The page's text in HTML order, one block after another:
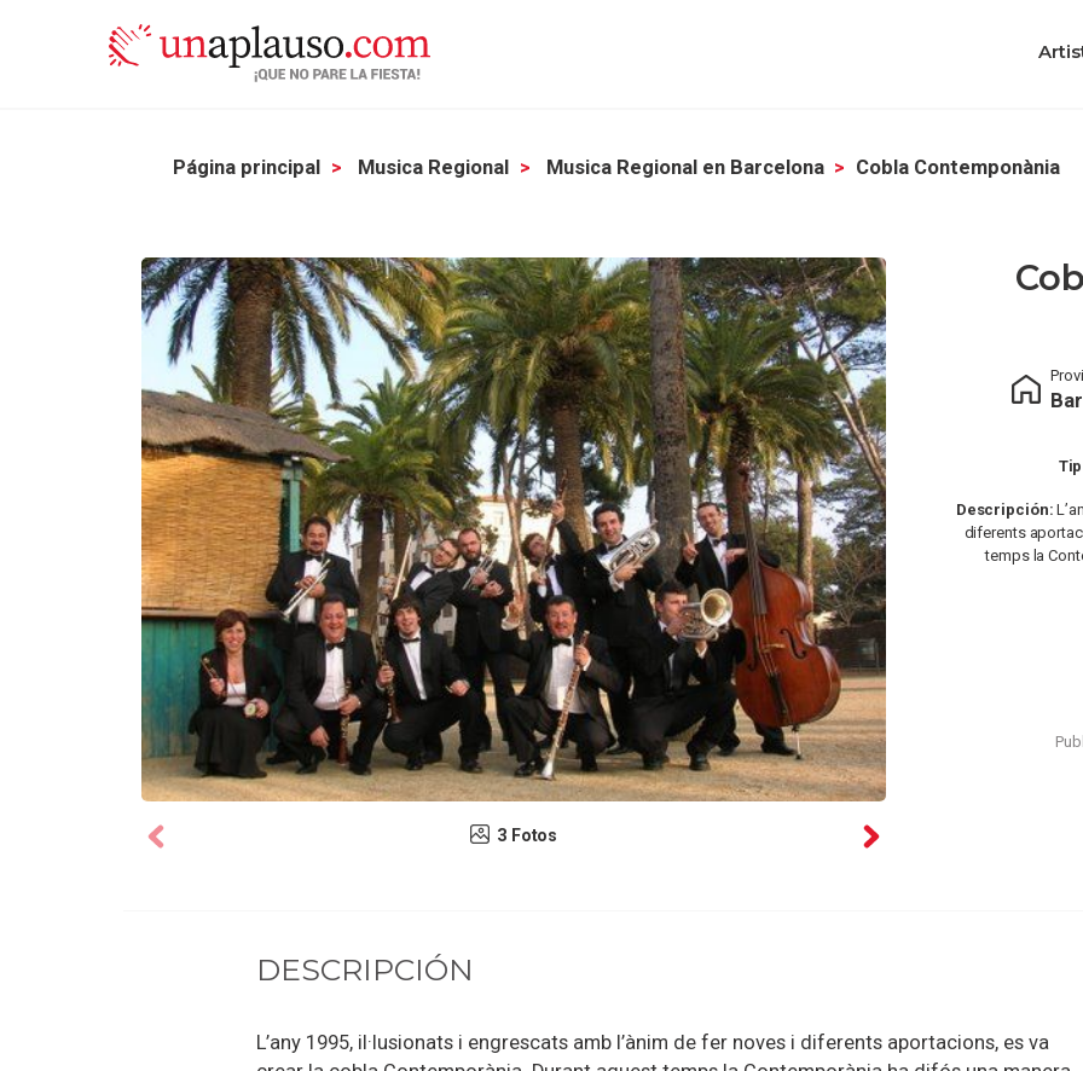
Página principal Musica Regional Musica Regional en Barcelona Cobla Contemponània
3 Fotos
Descripción:
diferents
temps la
DESCRIPCIÓN
L’any 1995, il·lusionats i engrescats amb l’ànim de fer noves i diferents aportacions, es va